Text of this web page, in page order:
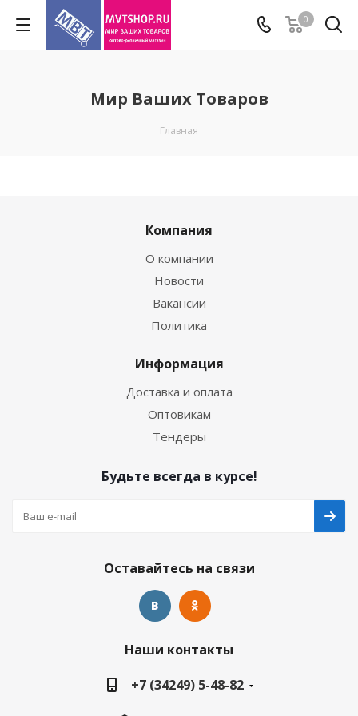
0
Мир Ваших Товаров
Главная
Компания
О компании
Новости
Вакансии
Политика
Информация
Доставка и оплата
Оптовикам
Тендеры
Будьте всегда в курсе!
Оставайтесь на связи
Наши контакты
+7 (34249) 5-48-82